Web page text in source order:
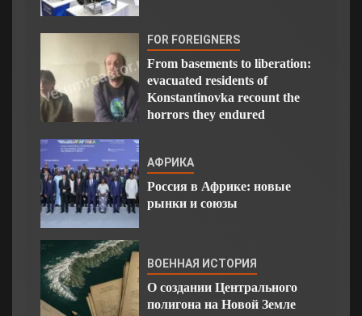
FOR FOREIGNERS
From basements to liberation:
evacuated residents of
Konstantinovka recount the
horrors they endured
АФРИКА
Россия в Африке: новые
рынки и союзы
ВОЕННАЯ ИСТОРИЯ
О создании Центрального
полигона на Новой Земле